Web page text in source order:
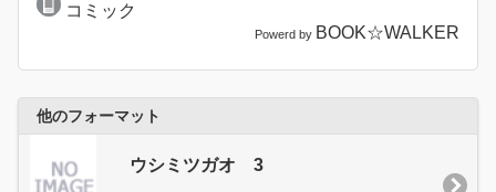
コミック
Powerd by BOOK☆WALKER
他のフォーマット
ウシミツガオ 3